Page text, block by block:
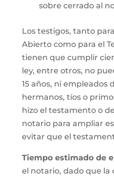
sobre cerrado al
Los testigos, tanto
Abierto como para el
tienen que cumplir
ley, entre otros, no
15 años, ni empleados
hermanos, tíos o
hizo el testamento o
notario para ampliar
evitar que el
Tiempo estimado de
el notario, dado que la